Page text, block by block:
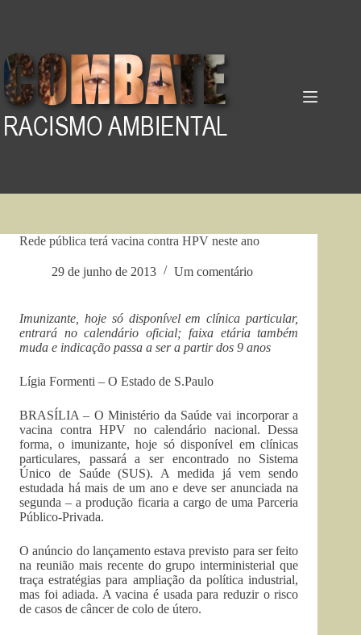
Rede pública terá vacina contra HPV neste ano
29 de junho de 2013 Um comentário
Imunizante, hoje só disponível em clínica particular,
entrará no calendário oficial; faixa etária também
muda e indicação passa a ser a partir dos 9 anos
Lígia Formenti – O Estado de S.Paulo
BRASÍLIA – O Ministério da Saúde vai incorporar a
vacina contra HPV no calendário nacional. Dessa
forma, o imunizante, hoje só disponível em clínicas
particulares, passará a ser encontrado no Sistema
Único de Saúde (SUS). A medida já vem sendo
estudada há mais de um ano e deve ser anunciada na
segunda – a produção ficaria a cargo de uma Parceria
Público-Privada.
O anúncio do lançamento estava previsto para ser feito
na reunião mais recente do grupo interministerial que
traça estratégias para ampliação da política industrial,
mas foi adiada. A vacina é usada para reduzir o risco
de casos de câncer de colo de útero.